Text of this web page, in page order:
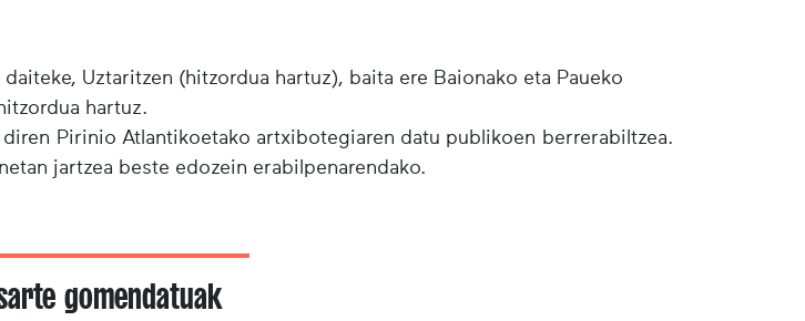
Uztaritzen (hitzordua hartuz), baita ere Baionako eta Paueko
hartuz.
Pirinio Atlantikoetako artxibotegiaren datu publikoen berrerabiltzea.
jartzea beste edozein erabilpenarendako.
gomendatuak